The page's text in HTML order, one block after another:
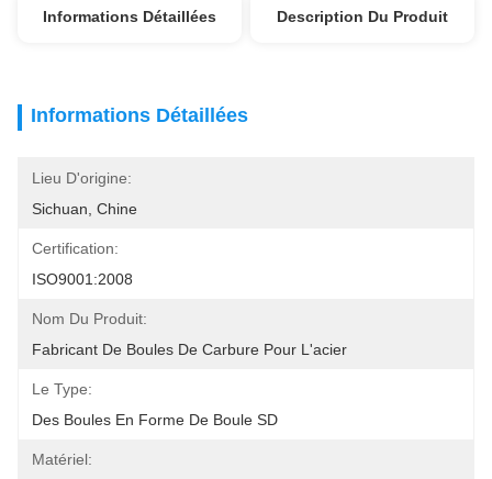
Informations Détaillées Description Du Produit
Informations Détaillées
Lieu D'origine:
Sichuan, Chine
Certification:
ISO9001:2008
Nom Du Produit:
Fabricant De Boules De Carbure Pour L'acier
Le Type:
Des Boules En Forme De Boule SD
Matériel: